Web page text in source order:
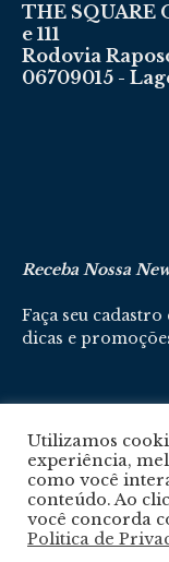
THE SQUARE
e 111
Rodovia
06709015 -
Receba Nossa
Faça seu
dicas e
Cadastre-se
Utilizamos
experiência,
como você
conteúdo. Ao
você concorda
Politica de